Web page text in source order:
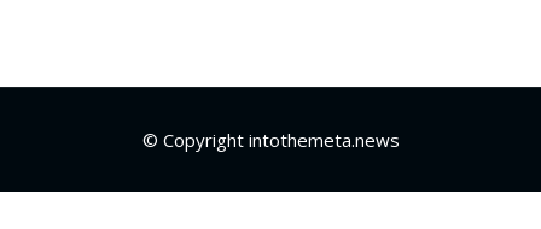
© Copyright intothemeta.news